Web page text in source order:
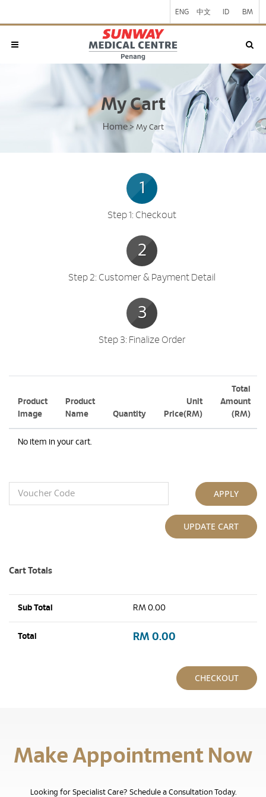
ENG 中文 ID BM
My Cart
Home > My Cart
1
Step 1: Checkout
2
Step 2: Customer & Payment Detail
3
Step 3: Finalize Order
Product
Image
Product
Name
Quantity
Unit
Price(RM)
Total
Amount
(RM)
No item in your cart.
APPLY
UPDATE CART
Cart Totals
Sub Total RM 0.00
Total RM 0.00
CHECKOUT
Make Appointment Now
Looking for Specialist Care? Schedule a Consultation Today.